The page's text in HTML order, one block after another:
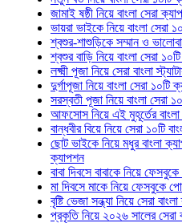
জামাই ষষ্ঠী নিয়ে বাংলা সেরা
ভায়রা ভাইকে নিয়ে বাংলা সেরা
শ্বশুর-শাশুড়িকে সম্মান ও
শ্বশুর বাড়ি নিয়ে বাংলা সেরা
লক্ষ্মী পূজা নিয়ে সেরা বাংলা
দুর্গাপূজা নিয়ে বাংলা সেরা ১০টি
সরস্বতী পূজা নিয়ে বাংলা সেরা
আফসোস নিয়ে এই মুহূর্তের বাংলা
বান্ধবীর বিয়ে নিয়ে সেরা ১০টি
ছোট ভাইকে নিয়ে মধুর বাংলা
ক্যাপশন
বাবা দিবসে বাবাকে নিয়ে
মা দিবসে মাকে নিয়ে ফেসবুকে
বৃষ্টি ভেজা সন্ধ্যা নিয়ে সেরা
প্রকৃতি নিয়ে ২০২৬ সালের সেরা